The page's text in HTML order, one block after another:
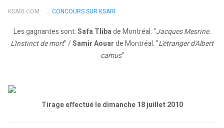
KSARI.COM CONCOURS SUR KSARI
Les gagnantes sont:Safa Tlibade Montréal: "Jacques Mesrine.
L'Instinct de mort" /Samir Aouarde Montréal: "L'étranger d'Albert
camus"
Tirage effectué le dimanche 18 juillet 2010